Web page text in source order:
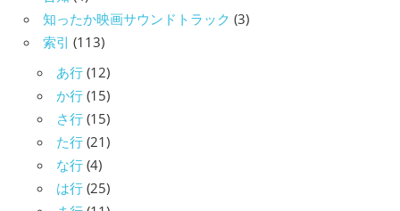
知ったか映画サウンドトラック (3)
索引 (113)
あ行 (12)
か行 (15)
さ行 (15)
た行 (21)
な行 (4)
は行 (25)